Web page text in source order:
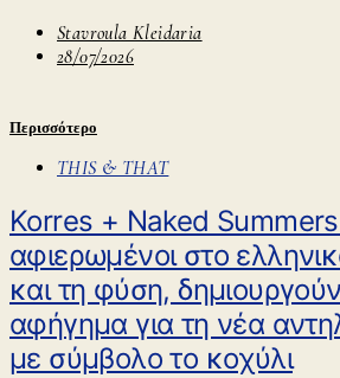
Stavroula Kleidaria
28/07/2026
Περισσότερο
THIS & THAT
Korres + Naked
αφιερωμένοι στο
και τη φύση,
αφήγημα για τη νέα
με σύμβολο τo κοχύλι